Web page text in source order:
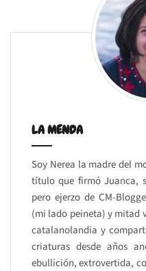
LA MENDA
Soy Nerea la madre del
título que firmó Juanca,
pero ejerzo de CM-
(mi lado peineta) y mitad
catalanolandia y
criaturas desde años
ebullición, extrovertida,